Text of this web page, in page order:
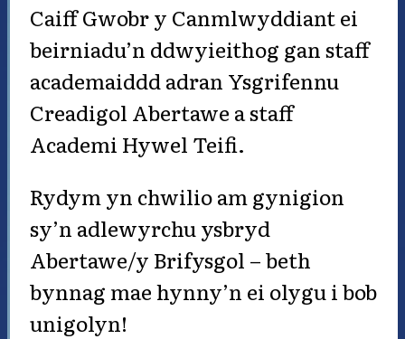
Caiff Gwobr y Canmlwyddiant ei
beirniadu’n ddwyieithog gan staff
academaiddd adran Ysgrifennu
Creadigol Abertawe a staff
Academi Hywel Teifi.
Rydym yn chwilio am gynigion
sy’n adlewyrchu ysbryd
Abertawe/y Brifysgol – beth
bynnag mae hynny’n ei olygu i bob
unigolyn!